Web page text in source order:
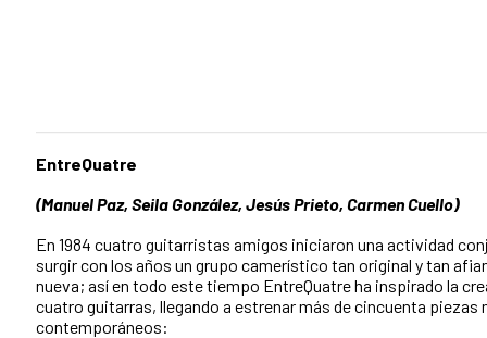
EntreQuatre
(Manuel Paz, Seila González, Jesús Prieto, Carmen Cuello)
En 1984 cuatro guitarristas amigos iniciaron una actividad
surgir con los años un grupo camerístico tan original y tan
nueva; así en todo este tiempo EntreQuatre ha inspirado la
cuatro guitarras, llegando a estrenar más de cincuenta
contemporáneos: